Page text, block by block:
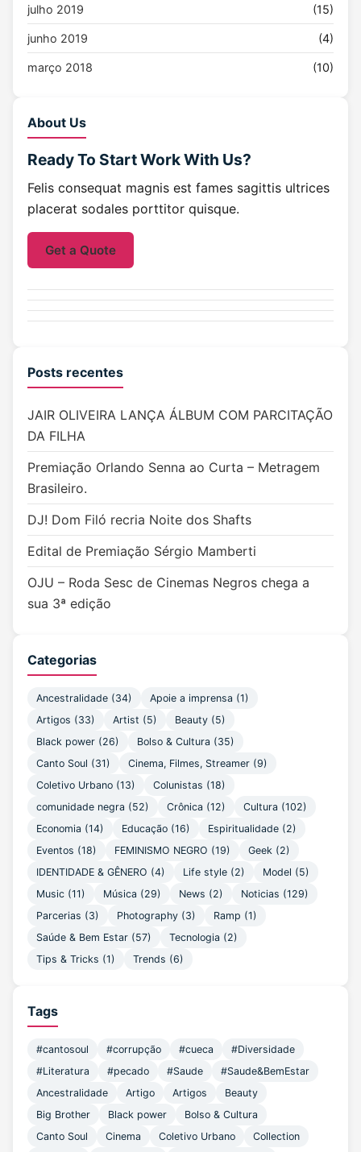
julho 2019 (15)
junho 2019 (4)
março 2018 (10)
About Us
Ready To StartWork With Us?
Felis consequat magnis est fames sagittis ultrices
placerat sodales porttitor quisque.
Get a Quote
Posts recentes
JAIR OLIVEIRA LANÇA ÁLBUM COM PARCITAÇÃO
DA FILHA
Premiação Orlando Senna ao Curta – Metragem
Brasileiro.
DJ! Dom Filó recria Noite dos Shafts
Edital de Premiação Sérgio Mamberti
OJU – Roda Sesc de Cinemas Negros chega a
sua 3ª edição
Categorias
Ancestralidade (34)
Apoie a imprensa (1)
Artigos (33)
Artist (5)
Beauty (5)
Black power (26)
Bolso & Cultura (35)
Canto Soul (31)
Cinema, Filmes, Streamer (9)
Coletivo Urbano (13)
Colunistas (18)
comunidade negra (52)
Crônica (12)
Cultura (102)
Economia (14)
Educação (16)
Espiritualidade (2)
Eventos (18)
FEMINISMO NEGRO (19)
Geek (2)
IDENTIDADE & GÊNERO (4)
Life style (2)
Model (5)
Music (11)
Música (29) News (2)
Noticias (129)
Parcerias (3)
Photography (3)
Ramp (1)
Saúde & Bem Estar (57)
Tecnologia (2)
Tips & Tricks (1)
Trends (6)
Tags
#cantosoul #corrupção #cueca
#Diversidade
#Literatura
#pecado #Saude
#Saude&BemEstar
Ancestralidade
Artigo Artigos
Beauty
Big Brother
Black power
Bolso & Cultura
Canto Soul
Cinema Coletivo Urbano
Collection